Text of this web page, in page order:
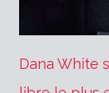
Dana White